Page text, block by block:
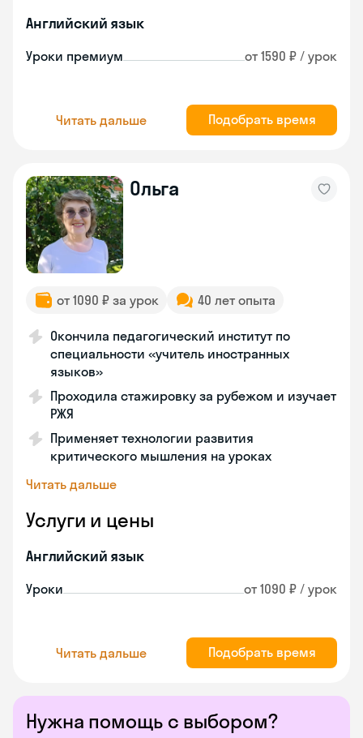
Нужна помощь с выбором?
Английский язык
Уроки премиум от 1590 ₽ / урок
Читать дальше Подобрать время
Ольга
от 1090 ₽ за урок 40 лет опыта
Окончила педагогический институт по
специальности «учитель иностранных
языков»
Проходила стажировку за рубежом и изучает
РЖЯ
Применяет технологии развития
критического мышления на уроках
Читать дальше
Услуги и цены
Английский язык
Уроки от 1090 ₽ / урок
Читать дальше Подобрать время